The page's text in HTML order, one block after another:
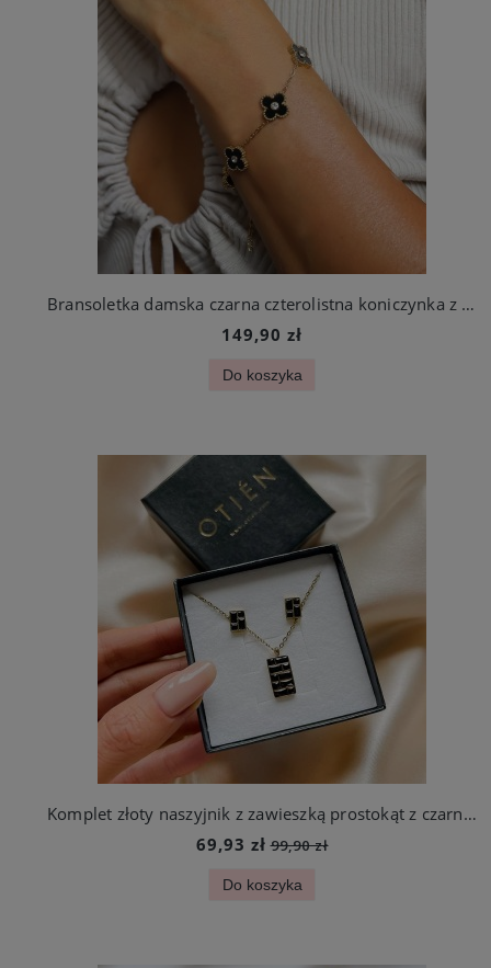
Bransoletka damska czarna czterolistna koniczynka z cyrkoniami stal szlachetna
149,90 zł
Do koszyka
Komplet złoty naszyjnik z zawieszką prostokąt z czarnymi cyrkoniami + kolczyki
69,93 zł 99,90 zł
Do koszyka